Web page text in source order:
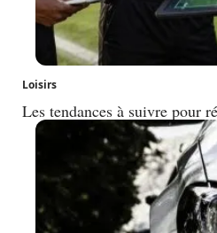
Loisirs
Les tendances à suivre pour